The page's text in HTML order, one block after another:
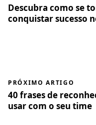
Descubra como se
conquistar sucesso
PRÓXIMO ARTIGO
40 frases de
usar com o seu time